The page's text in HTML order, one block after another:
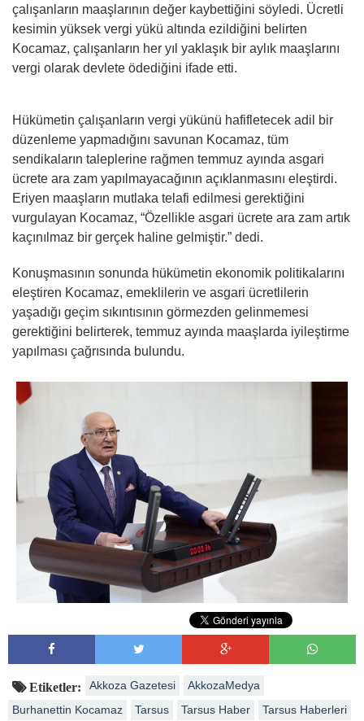
çalışanların maaşlarının değer kaybettiğini söyledi. Ücretli
kesimin yüksek vergi yükü altında ezildiğini belirten
Kocamaz, çalışanların her yıl yaklaşık bir aylık maaşlarını
vergi olarak devlete ödediğini ifade etti.
Hükümetin çalışanların vergi yükünü hafifletecek adil bir
düzenleme yapmadığını savunan Kocamaz, tüm
sendikaların taleplerine rağmen temmuz ayında asgari
ücrete ara zam yapılmayacağının açıklanmasını eleştirdi.
Eriyen maaşların mutlaka telafi edilmesi gerektiğini
vurgulayan Kocamaz, “Özellikle asgari ücrete ara zam artık
kaçınılmaz bir gerçek haline gelmiştir.” dedi.
Konuşmasının sonunda hükümetin ekonomik politikalarını
eleştiren Kocamaz, emeklilerin ve asgari ücretlilerin
yaşadığı geçim sıkıntısının görmezden gelinmemesi
gerektiğini belirterek, temmuz ayında maaşlarda iyileştirme
yapılması çağrısında bulundu.
Etiketler: Akkoza Gazetesi
AkkozaMedya
Burhanettin Kocamaz
Tarsus Tarsus Haber Tarsus Haberleri